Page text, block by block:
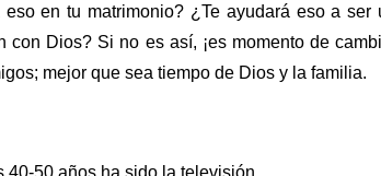
en tu matrimonio? ¿Te ayudará eso a ser
Dios? Si no es así, ¡es momento de
mejor que sea tiempo de Dios y la familia.